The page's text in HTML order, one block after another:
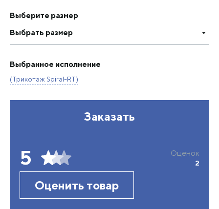
Выберите размер
Выбрать размер
Выбранное исполнение
(Трикотаж Spiral-RT)
Заказать
5 Оценок
2
Оценить товар